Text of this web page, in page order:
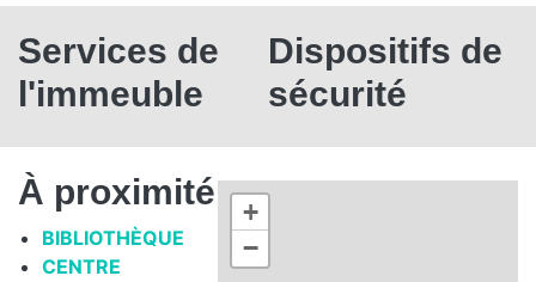
Services de
l'immeuble
Dispositifs de
sécurité
À proximité
BIBLIOTHÈQUE
CENTRE
+
−